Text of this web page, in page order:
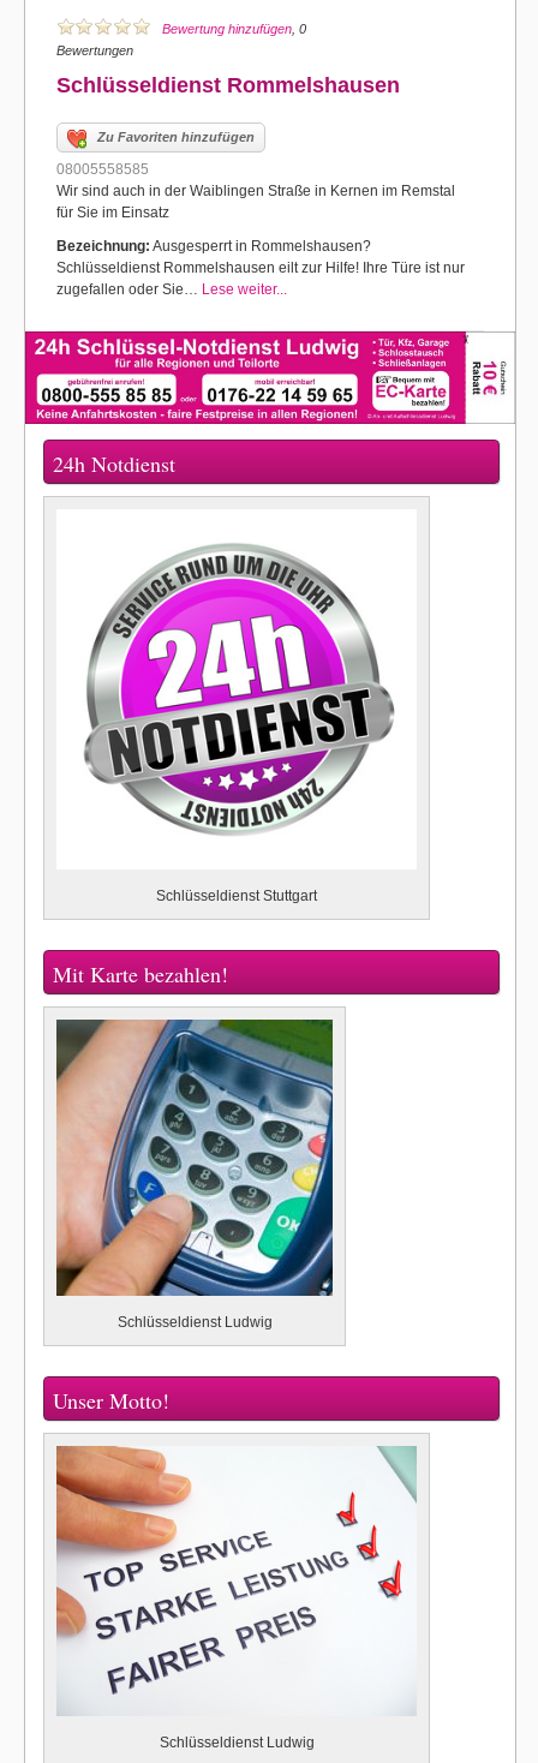
Bewertung hinzufügen , 0
Bewertungen
Schlüsseldienst Rommelshausen
Zu Favoriten hinzufügen
08005558585
Wir sind auch in der Waiblingen Straße in Kernen im Remstal
für Sie im Einsatz
Bezeichnung: Ausgesperrt in Rommelshausen?
Schlüsseldienst Rommelshausen eilt zur Hilfe! Ihre Türe ist nur
zugefallen oder Sie… Lese weiter...
24h Notdienst
Schlüsseldienst Stuttgart
Mit Karte bezahlen!
Schlüsseldienst Ludwig
Unser Motto!
Schlüsseldienst Ludwig